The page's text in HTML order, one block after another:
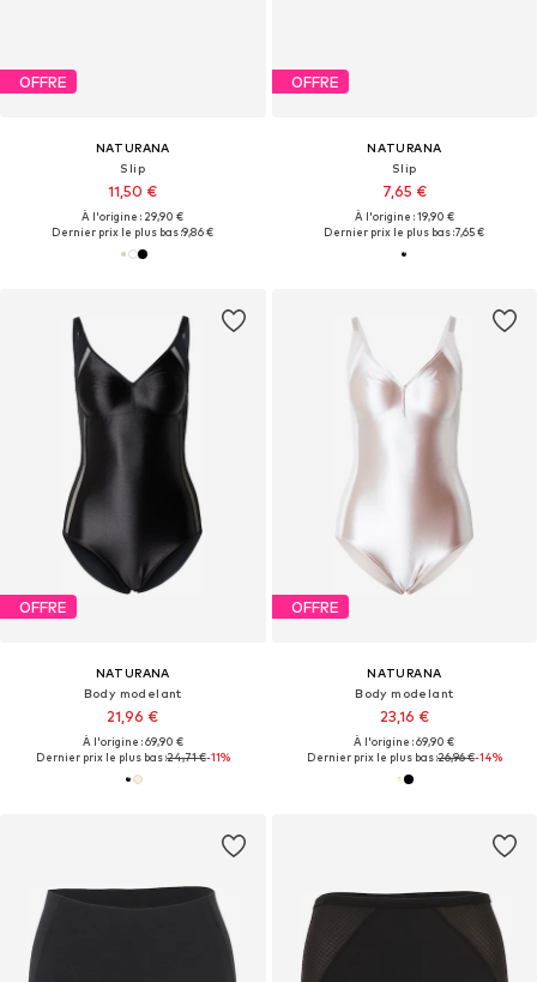
OFFRE
NATURANA
Slip
11,50 €
À l'origine : 29,90 €
Dernier prix le plus bas :9,86 €
OFFRE
NATURANA
Slip
7,65 €
À l'origine : 19,90 €
Dernier prix le plus bas :7,65 €
OFFRE
NATURANA
Body modelant
21,96 €
À l'origine : 69,90 €
Dernier prix le plus bas :24,71 €-11%
OFFRE
NATURANA
Body modelant
23,16 €
À l'origine : 69,90 €
Dernier prix le plus bas :26,96 €-14%